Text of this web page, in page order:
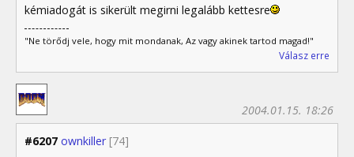
kémiadogát is sikerült megirni legalább kettesre
"Ne törődj vele, hogy mit mondanak, Az vagy akinek tartod magad!"
Válasz erre
#6207 ownkiller [74]
2004.01.15. 18:26